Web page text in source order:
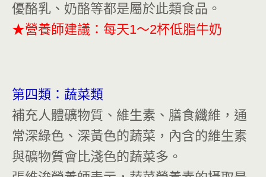
優酪乳、奶酪等都是屬於此類食品。
★營養師建議：每天1～2杯低脂牛奶
第四類：蔬菜類
補充人體礦物質、維生素、膳食纖維，通
常深綠色、深黃色的蔬菜，內含的維生素
與礦物質會比淺色的蔬菜多。